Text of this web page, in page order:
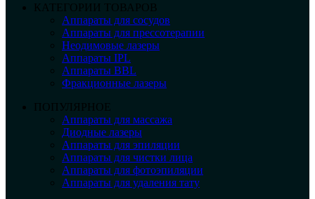
КАТЕГОРИИ ТОВАРОВ
Аппараты для сосудов
Аппараты для прессотерапии
Неодимовые лазеры
Аппараты IPL
Аппараты BBL
Фракционные лазеры
ПОПУЛЯРНОЕ
Аппараты для массажа
Диодные лазеры
Аппараты для эпиляции
Аппараты для чистки лица
Аппараты для фотоэпиляции
Аппараты для удаления тату